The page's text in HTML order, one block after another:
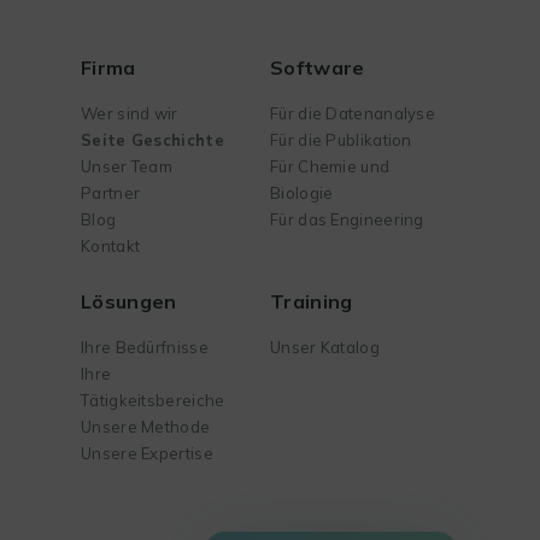
Firma
Wer sind wir
Seite Geschichte
Unser Team
Partner
Blog
Kontakt
Software
Für die Datenanalyse
Für die Publikation
Für Chemie und
Biologie
Für das Engineering
Lösungen
Ihre Bedürfnisse
Ihre
Tätigkeitsbereiche
Unsere Methode
Unsere Expertise
Training
Unser Katalog